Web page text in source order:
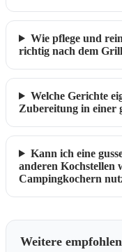
Wie pflege und
richtig nach dem
Welche Gerichte
Zubereitung in einer
Kann ich eine
anderen Kochstellen
Campingkochern
Weitere